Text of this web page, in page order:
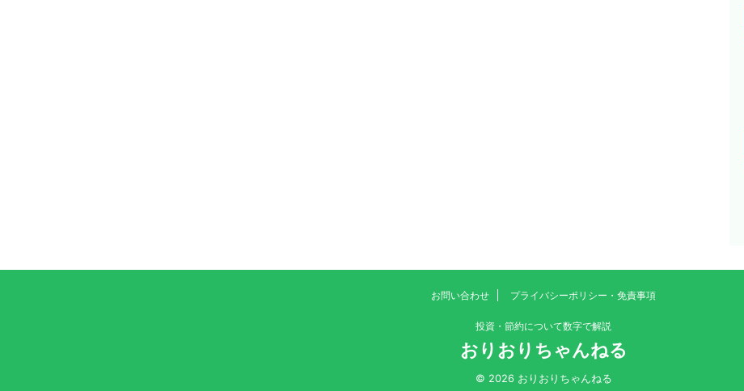
お問い合わせ プライバシーポリシー・免責事項
投資・節約について数字で解説
おりおりちゃんねる
© 2026 おりおりちゃんねる